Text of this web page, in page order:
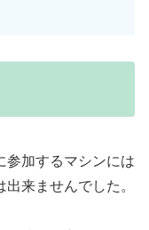
参加するマシンには
来ませんでした。